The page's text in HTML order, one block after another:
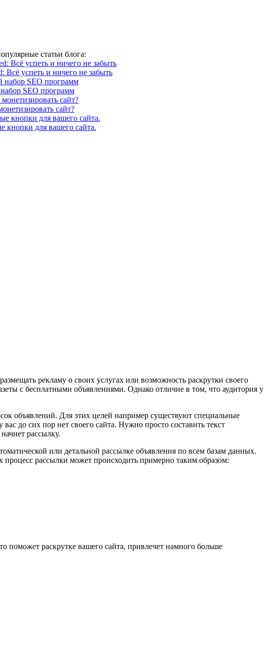
статьи блога:
Всё успеть и ничего не забыть
SEO программ
сайт?
кнопки для вашего сайта.
рекламу о своих услугах или возможность раскрутки своего
с бесплатными объявлениями. Однако отличие в том, что аудитория у
объявлений. Для этих целей например существуют специальные
до сих пор нет своего сайта. Нужно просто составить текст
рассылку.
или детальной рассылке объявления по всем базам данных.
рассылки может происходить примерно таким образом:
поможет раскрутке вашего сайта, привлечет намного больше